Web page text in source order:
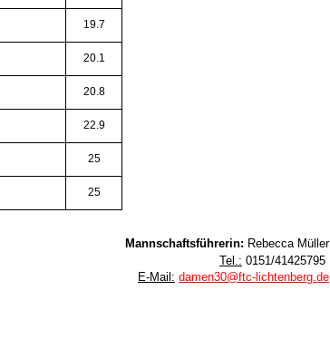
19.7
20.1
20.8
22.9
25
25
Mannschaftsführerin: Rebecca Müller
Tel.: 0151/41425795
E-Mail: damen30@ftc-lichtenberg.de